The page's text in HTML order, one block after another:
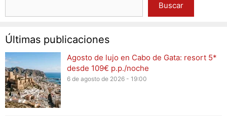
Buscar
Últimas publicaciones
Agosto de lujo en Cabo de Gata: resort 5*
desde 109€ p.p./noche
6 de agosto de 2026 - 19:00